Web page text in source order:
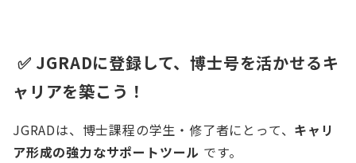
✅ JGRADに登録して、博士号を活かせるキ
ャリアを築こう！
JGRADは、博士課程の学生・修了者にとって、 キャリ
ア形成の強力なサポートツール です。